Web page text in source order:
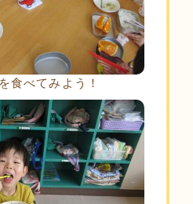
食べてみよう！